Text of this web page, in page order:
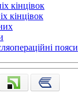
кінцівок
кінцівок
пояси